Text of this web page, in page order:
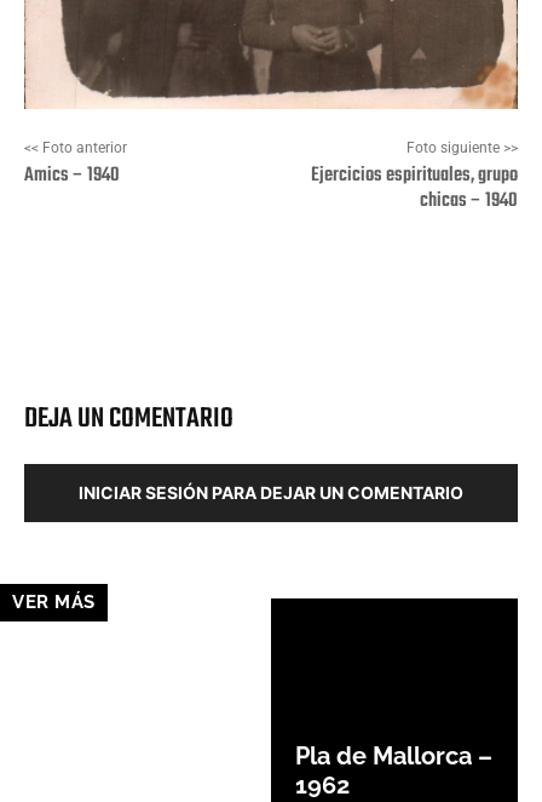
<< Foto anterior
Amics – 1940
Foto siguiente >>
Ejercicios espirituales, grupo
chicas – 1940
DEJA UN COMENTARIO
INICIAR SESIÓN PARA DEJAR UN COMENTARIO
VER MÁS
Pla de Mallorca –
1962